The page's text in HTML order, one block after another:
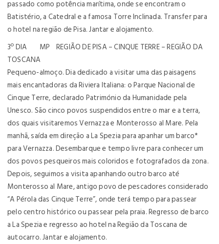
passado como potência marítima, onde se encontram o
Batistério, a Catedral e a famosa Torre Inclinada. Transfer para
o hotel na região de Pisa. Jantar e alojamento.
3º DIA MP REGIÃO DE PISA – CINQUE TERRE – REGIÃO DA
TOSCANA
Pequeno-almoço. Dia dedicado a visitar uma das paisagens
mais encantadoras da Riviera Italiana: o Parque Nacional de
Cinque Terre, declarado Património da Humanidade pela
Unesco. São cinco povos suspendidos entre o mar e a terra,
dos quais visitaremos Vernazza e Monterosso al Mare. Pela
manhã, saída em direção a La Spezia para apanhar um barco*
para Vernazza. Desembarque e tempo livre para conhecer um
dos povos pesqueiros mais coloridos e fotografados da zona.
Depois, seguimos a visita apanhando outro barco até
Monterosso al Mare, antigo povo de pescadores considerado
“A Pérola das Cinque Terre”, onde terá tempo para passear
pelo centro histórico ou passear pela praia. Regresso de barco
a La Spezia e regresso ao hotel na Região da Toscana de
autocarro. Jantar e alojamento.